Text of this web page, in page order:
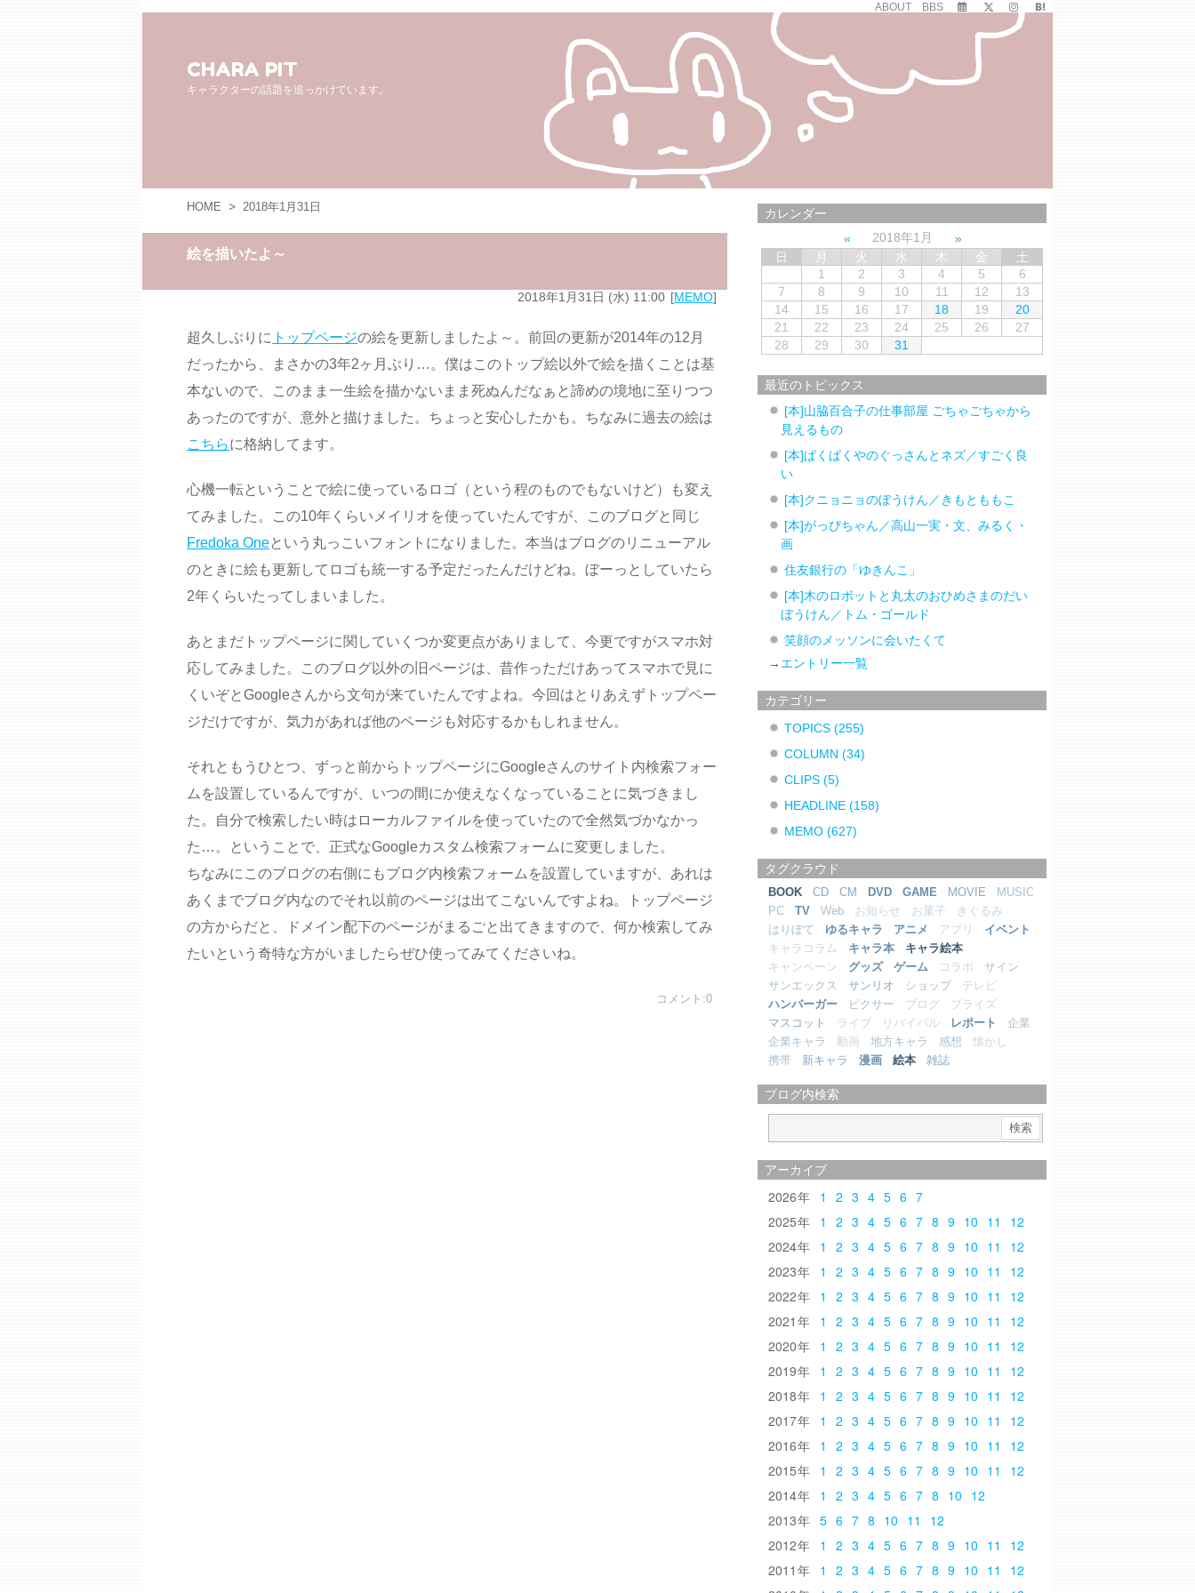
ABOUT BBS
CHARA PIT
キャラクターの話題を追っかけています。
HOME > 2018年1月31日
絵を描いたよ～
2018年1月31日 (水) 11:00 MEMO
超久しぶりに トップページの絵を更新しましたよ～。前回の更新が2014年の12月
だったから、まさかの3年2ヶ月ぶり…。僕はこのトップ絵以外で絵を描くことは基
本ないので、このまま一生絵を描かないまま死ぬんだなぁと諦めの境地に至りつつ
あったのですが、意外と描けました。ちょっと安心したかも。ちなみに過去の絵は
こちらに格納してます。
心機一転ということで絵に使っているロゴ（という程のものでもないけど）も変え
てみました。この10年くらいメイリオを使っていたんですが、このブログと同じ
Fredoka Oneという丸っこいフォントになりました。本当はブログのリニューアル
のときに絵も更新してロゴも統一する予定だったんだけどね。ぼーっとしていたら
2年くらいたってしまいました。
あとまだトップページに関していくつか変更点がありまして、今更ですがスマホ対
応してみました。このブログ以外の旧ページは、昔作っただけあってスマホで見に
くいぞとGoogleさんから文句が来ていたんですよね。今回はとりあえずトップペー
ジだけですが、気力があれば他のページも対応するかもしれません。
それともうひとつ、ずっと前からトップページにGoogleさんのサイト内検索フォー
ムを設置しているんですが、いつの間にか使えなくなっていることに気づきまし
た。自分で検索したい時はローカルファイルを使っていたので全然気づかなかっ
た…。ということで、正式なGoogleカスタム検索フォームに変更しました。
ちなみにこのブログの右側にもブログ内検索フォームを設置していますが、あれは
あくまでブログ内なのでそれ以前のページは出てこないんですよね。トップページ
の方からだと、ドメイン配下のページがまるごと出てきますので、何か検索してみ
たいという奇特な方がいましたらぜひ使ってみてくださいね。
コメント:0
カレンダー
2018年1月
日
月 火 水 木 金
土
1
2 3 4 5
6
7
8 9 10 11 12
13
14
15 16 17 18 19
20
21
22 23 24 25 26
27
28
29 30 31
最近のトピックス
[本]山脇百合子の仕事部屋 ごちゃごちゃから
見えるもの
[本]ぱくぱくやのぐっさんとネズ／すごく良
い
[本]クニョニョのぼうけん／きもとももこ
[本]がっぴちゃん／高山一実・文、みるく・
画
住友銀行の「ゆきんこ」
[本]木のロボットと丸太のおひめさまのだい
ぼうけん／トム・ゴールド
笑顔のメッソンに会いたくて
→ エントリー一覧
カテゴリー
TOPICS(255)
COLUMN(34)
CLIPS(5)
HEADLINE(158)
MEMO(627)
タグクラウド
BOOK CD CM DVD GAME MOVIE
MUSIC
PC
TV Web お知らせ お菓子
きぐるみ
はりぼて
ゆるキャラ アニメ アプリ
イベント
キャラコラム
キャラ本
キャラ絵本
キャンペーン
グッズ ゲーム コラボ
サイン
サンエックス
サンリオ ショップ
テレビ
ハンバーガー
ピクサー ブログ
プライズ
マスコット
ライブ リバイバル レポート
企業
企業キャラ
動画 地方キャラ 感想
懐かし
携帯
新キャラ 漫画 絵本 雑誌
ブログ内検索
アーカイブ
2026 1 2 3 4 5 6 7
2025
1 2 3 4 5 6 7 8 9 10 11
12
2024
1 2 3 4 5 6 7 8 9 10 11
12
2023
1 2 3 4 5 6 7 8 9 10 11
12
2022
1 2 3 4 5 6 7 8 9 10 11
12
2021
1 2 3 4 5 6 7 8 9 10 11
12
2020
1 2 3 4 5 6 7 8 9 10 11
12
2019
1 2 3 4 5 6 7 8 9 10 11
12
2018
1 2 3 4 5 6 7 8 9 10 11
12
2017
1 2 3 4 5 6 7 8 9 10 11
12
2016
1 2 3 4 5 6 7 8 9 10 11
12
2015
1 2 3 4 5 6 7 8 9 10 11
12
2014
1 2 3 4 5 6 7 8 10 12
2013
5 6 7 8 10 11
12
2012
1 2 3 4 5 6 7 8 9 10 11
12
2011
1 2 3 4 5 6 7 8 9 10 11
12